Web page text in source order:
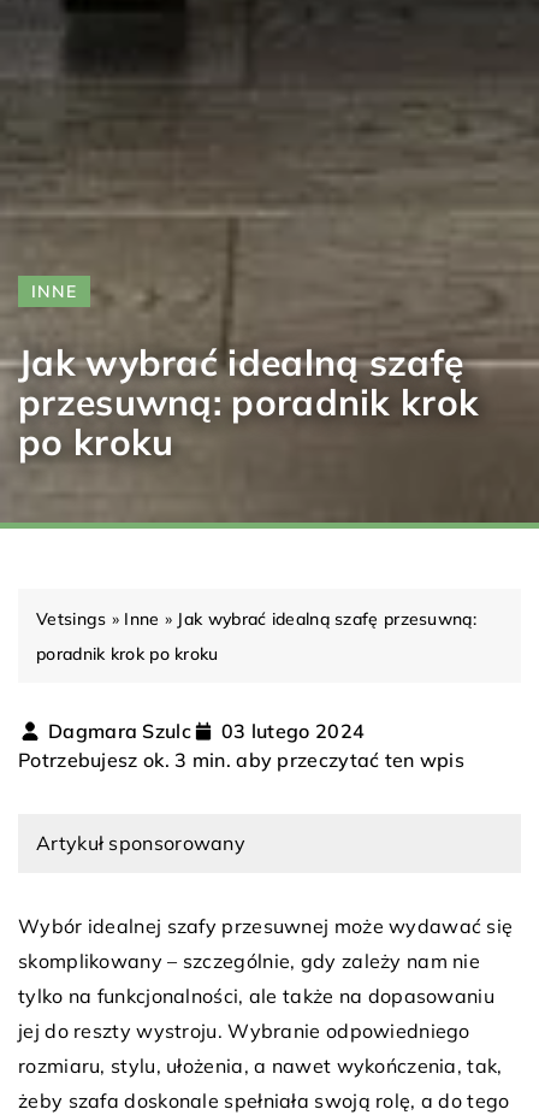
INNE
Jak wybrać idealną szafę
przesuwną: poradnik krok
po kroku
Vetsings » Inne » Jak wybrać idealną szafę przesuwną:
poradnik krok po kroku
Dagmara Szulc
03 lutego 2024
Potrzebujesz ok. 3 min. aby przeczytać ten wpis
Artykuł sponsorowany
Wybór idealnej szafy przesuwnej może wydawać się
skomplikowany – szczególnie, gdy zależy nam nie
tylko na funkcjonalności, ale także na dopasowaniu
jej do reszty wystroju. Wybranie odpowiedniego
rozmiaru, stylu, ułożenia, a nawet wykończenia, tak,
żeby szafa doskonale spełniała swoją rolę, a do tego